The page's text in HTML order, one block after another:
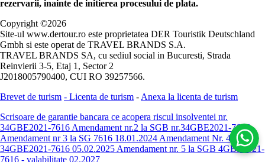
rezervarii, inainte de initierea procesului de plata.
Copyright ©2026
Site-ul www.dertour.ro este proprietatea DER Touristik Deutschland
Gmbh si este operat de TRAVEL BRANDS S.A.
TRAVEL BRANDS SA, cu sediul social in Bucuresti, Strada
Reinvierii 3-5, Etaj 1, Sector 2
J2018005790400, CUI RO 39257566.
Brevet de turism - Licenta de turism - Anexa la licenta de turism
Scrisoare de garantie bancara ce acopera riscul insolventei nr.
34GBE2021-7616 Amendament nr.2 la SGB nr.34GBE2021-7616
Amendament nr 3 la SG 7616 18.01.2024 Amendament Nr. 4 -
34GBE2021-7616 05.02.2025 Amendament nr. 5 la SGB 4GBE2021-
7616 - valabilitate 02.2027